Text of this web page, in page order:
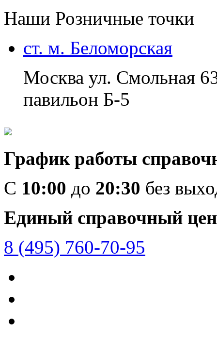
Наши Розничные точки
ст. м. Беломорская
Москва ул. Смольная
павильон Б-5
График работы
C 10:00 до 20:30 без
Единый справочный
8 (495) 760-70-95